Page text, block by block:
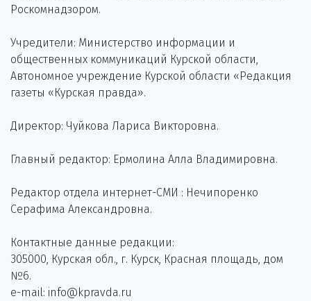
Роскомнадзором.
Учредители: Министерство информации и
общественных коммуникаций Курской области,
Автономное учреждение Курской области «Редакция
газеты «Курская правда».
Директор: Чуйкова Лариса Викторовна.
Главный редактор: Ермолина Алла Владимировна.
Редактор отдела интернет-СМИ : Нечипоренко
Серафима Александровна.
Контактные данные редакции:
305000, Курская обл., г. Курск, Красная площадь, дом
№6.
e-mail: info@kpravda.ru